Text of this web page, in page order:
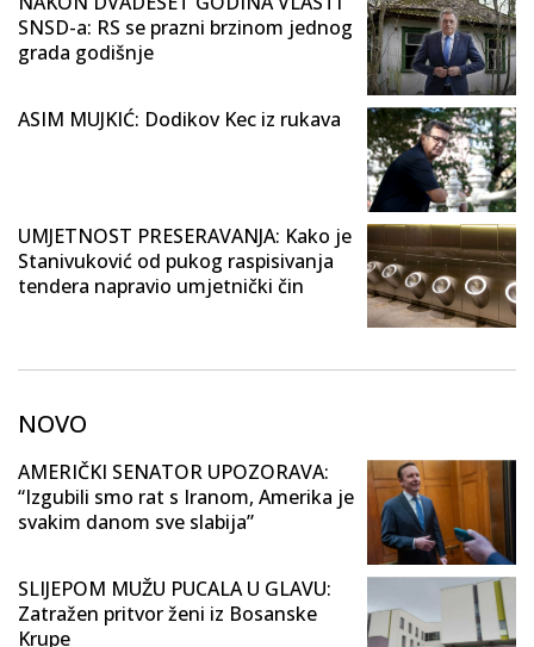
SNSD-a: RS se prazni brzinom jednog
grada godišnje
ASIM MUJKIĆ: Dodikov Kec iz rukava
UMJETNOST PRESERAVANJA: Kako je
Stanivuković od pukog raspisivanja
tendera napravio umjetnički čin
NOVO
AMERIČKI SENATOR UPOZORAVA:
“Izgubili smo rat s Iranom, Amerika je
svakim danom sve slabija”
SLIJEPOM MUŽU PUCALA U GLAVU:
Zatražen pritvor ženi iz Bosanske
Krupe